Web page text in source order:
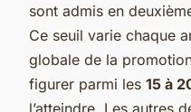
sont admis en
Ce seuil varie chaque
globale de la
figurer parmi les 15 à
l’atteindre. Les autres